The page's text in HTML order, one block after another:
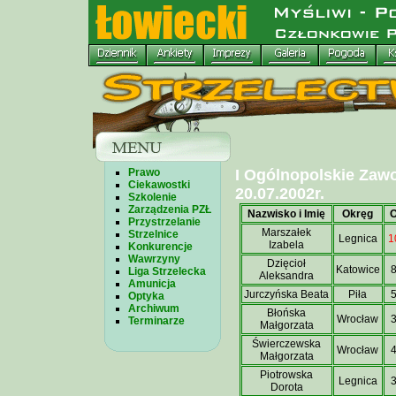
Prawo
Ciekawostki
Szkolenie
Zarządzenia PZŁ
Przystrzelanie
Strzelnice
Konkurencje
Wawrzyny
Liga Strzelecka
Amunicja
Optyka
Archiwum
Terminarze
I Ogólnopolskie
20.07.2002r.
Nazwisko i Imię Okręg
Marszałek
Izabela
Legnica
Dzięcioł
Aleksandra
Katowice
Jurczyńska Beata
Piła
Błońska
Małgorzata
Wrocław
Świerczewska
Małgorzata
Wrocław
Piotrowska
Dorota
Legnica